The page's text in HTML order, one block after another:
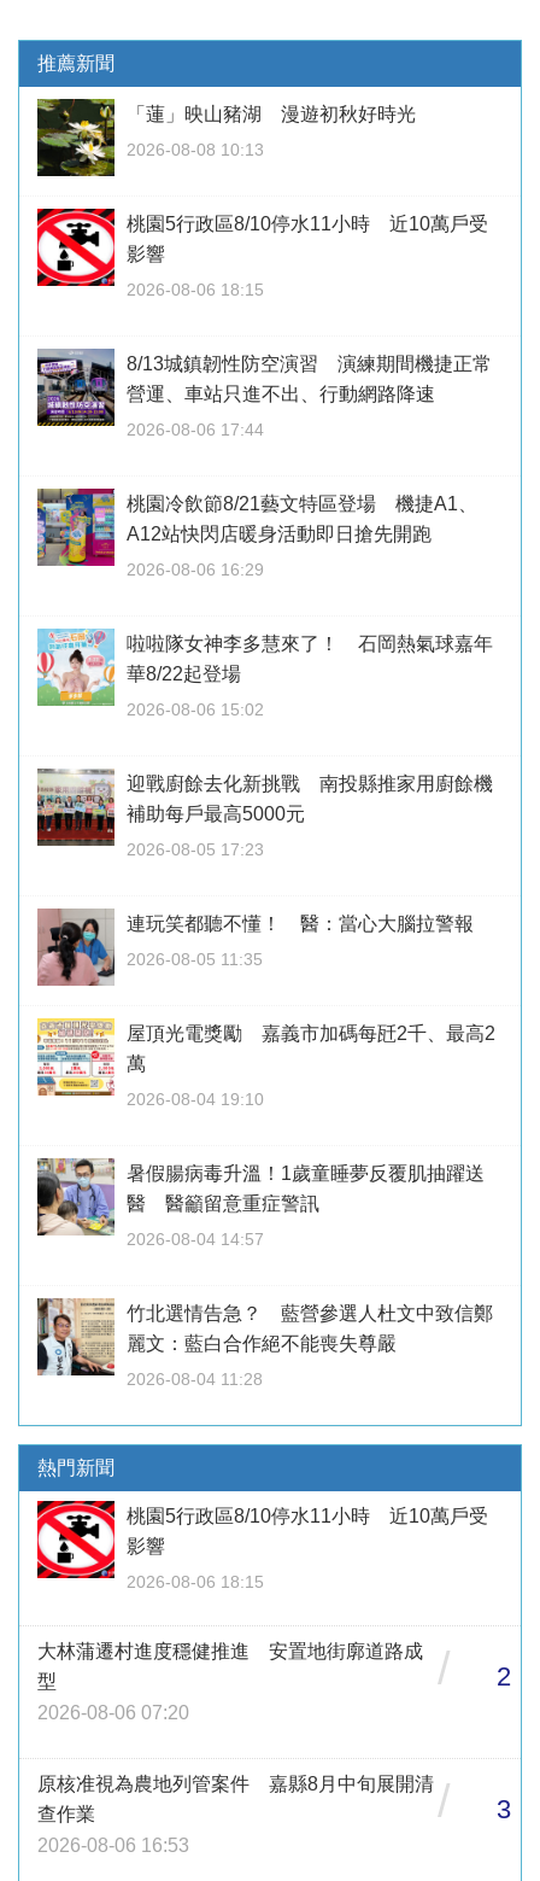
推薦新聞
「蓮」映山豬湖 漫遊初秋好時光
2026-08-08 10:13
桃園5行政區8/10停水11小時 近10萬戶受
影響
2026-08-06 18:15
8/13城鎮韌性防空演習 演練期間機捷正常
營運、車站只進不出、行動網路降速
2026-08-06 17:44
桃園冷飲節8/21藝文特區登場 機捷A1、
A12站快閃店暖身活動即日搶先開跑
2026-08-06 16:29
啦啦隊女神李多慧來了！ 石岡熱氣球嘉年
華8/22起登場
2026-08-06 15:02
迎戰廚餘去化新挑戰 南投縣推家用廚餘機
補助每戶最高5000元
2026-08-05 17:23
連玩笑都聽不懂！ 醫：當心大腦拉警報
2026-08-05 11:35
屋頂光電獎勵 嘉義市加碼每瓩2千、最高2
萬
2026-08-04 19:10
暑假腸病毒升溫！1歲童睡夢反覆肌抽躍送
醫 醫籲留意重症警訊
2026-08-04 14:57
竹北選情告急？ 藍營參選人杜文中致信鄭
麗文：藍白合作絕不能喪失尊嚴
2026-08-04 11:28
熱門新聞
桃園5行政區8/10停水11小時 近10萬戶受
影響
2026-08-06 18:15
大林蒲遷村進度穩健推進 安置地街廓道路成
型
2026-08-06 07:20
/ 2
原核准視為農地列管案件 嘉縣8月中旬展開清
查作業
2026-08-06 16:53
/ 3